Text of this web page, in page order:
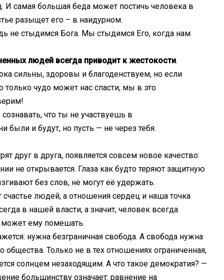
И самая большая беда может постичь человека в
разыщет его – в наидурном.
не стыдимся Бога. Мы стыдимся Его, когда нам
людей всегда приводит к жестокости.
сильны, здоровы и благоденствуем, но если
только чудо может нас спасти, мы в это
что ты не участвуешь в
были и будут, но пусть — не через тебя.
друг в друга, появляется совсем новое качество:
не открывается. Глаза как будто теряют защитную
без слов, не могут её удержать.
людей, а отношения сердец и наша точка
в нашей власти, а значит, человек всегда
может ему помешать.
нужна безграничная свобода. А свобода нужна
общества. Только не в тех отношениях ограниченная,
солнцем незаходящим. А что такое демократия? —
большинству означает: равнение на